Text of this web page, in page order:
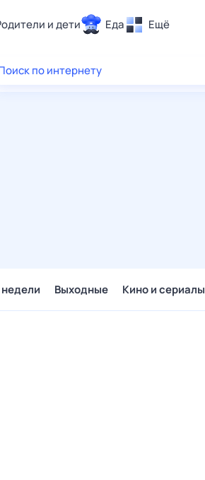
и дети Еда Ещё
Здоровье
по интернету
Выходные Кино и сериалы